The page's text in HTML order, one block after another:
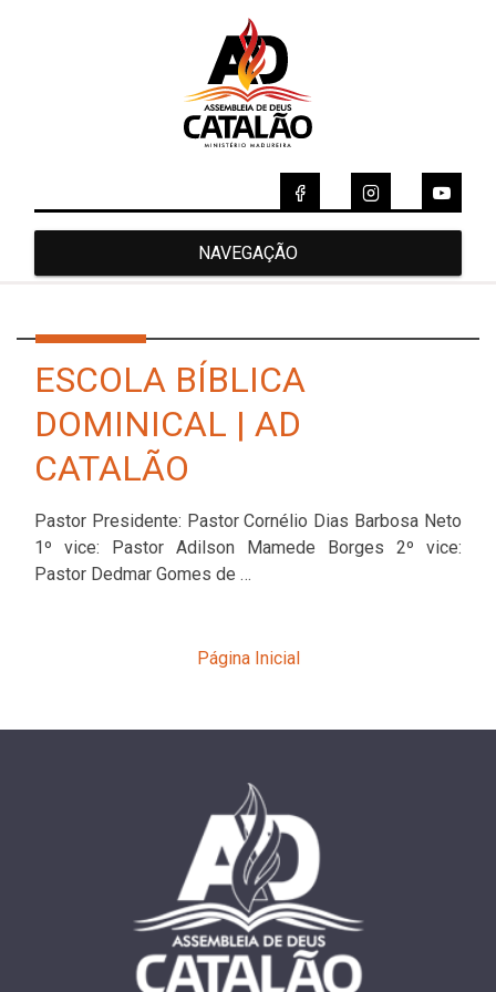
NAVEGAÇÃO
ESCOLA BÍBLICA
DOMINICAL | AD
CATALÃO
Pastor Presidente: Pastor Cornélio Dias Barbosa Neto
1º vice: Pastor Adilson Mamede Borges 2º vice:
Pastor Dedmar Gomes de …
Página Inicial